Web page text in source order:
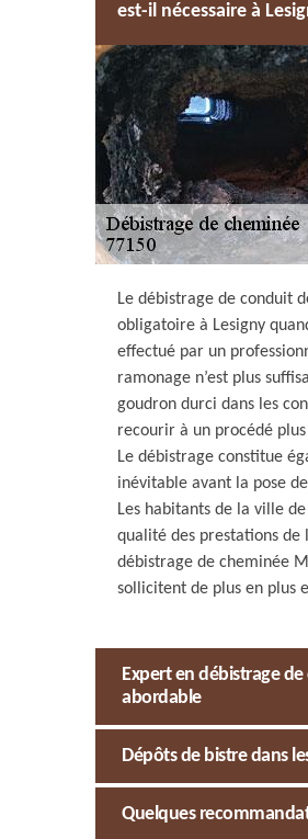
est-il nécessaire à
Le débistrage de conduit
obligatoire à Lesigny
effectué par un
ramonage n’est plus
goudron durci dans les
recourir à un procédé
Le débistrage constitue
inévitable avant la pose
Les habitants de la ville
qualité des prestations de
débistrage de cheminée
sollicitent de plus en plus
Expert en débistrage
abordable
Dépôts de bistre dans
Quelques